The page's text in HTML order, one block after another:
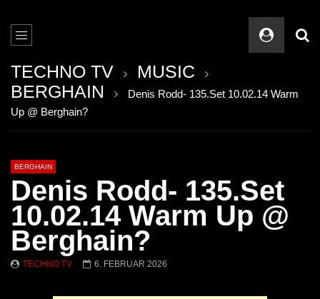
TECHNO TV
MUSIC
BERGHAIN
Denis Rodd- 135.Set 10.02.14 Warm
Up @ Berghain?
BERGHAIN
Denis Rodd- 135.Set
10.02.14 Warm Up @
Berghain?
TECHNO TV 6. FEBRUAR 2026